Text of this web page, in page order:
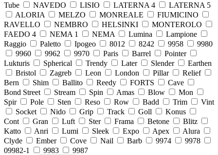
Tube
NAVEDO LISIO LATERNA 4
LATERNA 5
ALORIA
MELZO MONREALE
FIUMICINO
RAVELLO
NEMBRO HELSINKI
MONTEROLO
FAEDO 4
NEMA 1 NEMA Lumina
Lampione
Raggio
Paletto Ipogeo 8012 8242 9958
9980
9960
9962 9970 Paris Barrel
Pointer
Lukturis
Spherical Trendy Later Slender
Earthen
Bristol
Zagreb Leon London Pillar
Relief
Bern
Shim Ballito Reedy FORTS
Cave
Bond Street
Stream Spin Amas Blow
Mon
Spir
Pole Sten Reso Row Badd Trim
Vint
Socket
Nido Grip Track Goll
Konus
Cont
Gran Luft Ster Frama Betone
Blitz
Katto
Anri Lumi Sleek Expo Apex
Alura
Clyde
Ember Cove Nail Barb 9974
9978
09982-1
9983
9987